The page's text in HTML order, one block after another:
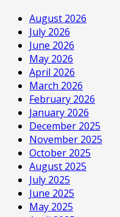
August 2026
July 2026
June 2026
May 2026
April 2026
March 2026
February 2026
January 2026
December 2025
November 2025
October 2025
August 2025
July 2025
June 2025
May 2025